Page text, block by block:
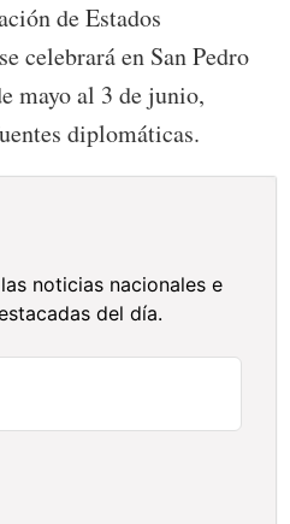
de Estados
celebrará en San Pedro
mayo al 3 de junio,
diplomáticas.
noticias nacionales e
del día.